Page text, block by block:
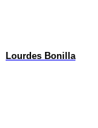
Lourdes Bonilla